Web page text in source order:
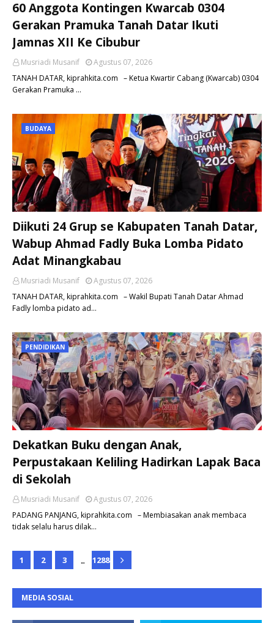
60 Anggota Kontingen Kwarcab 0304
Gerakan Pramuka Tanah Datar Ikuti
Jamnas XII Ke Cibubur
Musriadi Musanif
Agustus 07, 2026
TANAH DATAR, kiprahkita.com – Ketua Kwartir Cabang (Kwarcab) 0304
Gerakan Pramuka …
BUDAYA
Diikuti 24 Grup se Kabupaten Tanah Datar,
Wabup Ahmad Fadly Buka Lomba Pidato
Adat Minangkabau
Musriadi Musanif
Agustus 07, 2026
TANAH DATAR, kiprahkita.com – Wakil Bupati Tanah Datar Ahmad
Fadly lomba pidato ad…
PENDIDIKAN
Dekatkan Buku dengan Anak,
Perpustakaan Keliling Hadirkan Lapak Baca
di Sekolah
Musriadi Musanif
Agustus 07, 2026
PADANG PANJANG, kiprahkita.com – Membiasakan anak membaca
tidak selalu harus dilak…
1 2 3 ... 1288
MEDIA SOSIAL